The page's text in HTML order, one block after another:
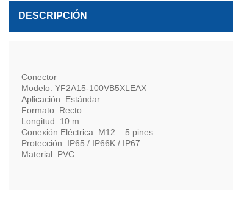
DESCRIPCIÓN
Conector
Modelo: YF2A15-100VB5XLEAX
Aplicación: Estándar
Formato: Recto
Longitud: 10 m
Conexión Eléctrica: M12 – 5 pines
Protección: IP65 / IP66K / IP67
Material: PVC